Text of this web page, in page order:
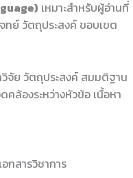
เหมาะสำหรับผู้อ่านที่
ทย์ วัตถุประสงค์ ขอบเขต
จัย วัตถุประสงค์ สมมติฐาน
ล้องระหว่างหัวข้อ เนื้อหา
กสารวิชาการ